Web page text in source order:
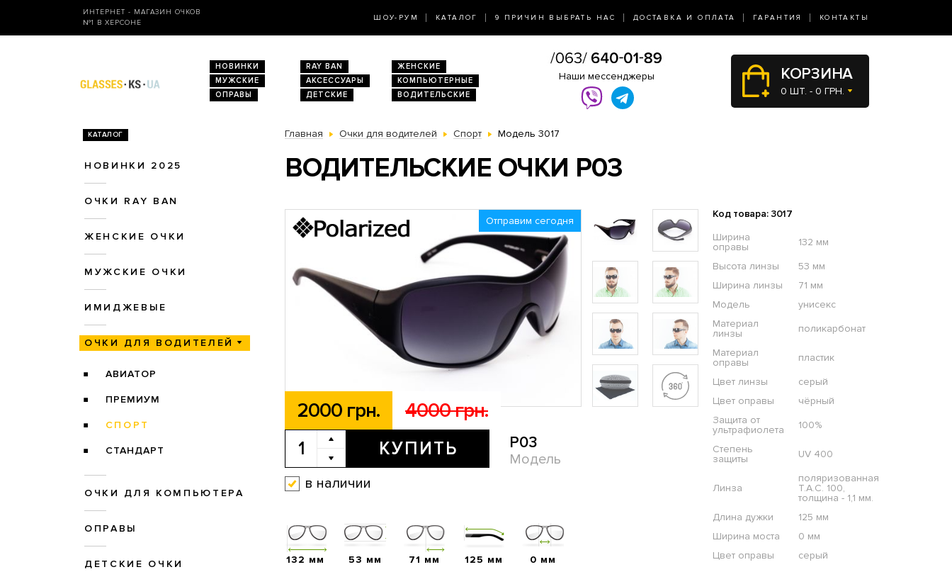
ИНТЕРНЕТ - МАГАЗИН ОЧКОВ
№1 В ХЕРСОНЕ
ШОУ-РУМ КАТАЛОГ 9 ПРИЧИН ВЫБРАТЬ НАС ДОСТАВКА И ОПЛАТА ГАРАНТИЯ КОНТАКТЫ
НОВИНКИ RAY BAN
ЖЕНСКИЕ
МУЖСКИЕ
АКСЕССУАРЫ
КОМПЬЮТЕРНЫЕ
ОПРАВЫ
ДЕТСКИЕ ВОДИТЕЛЬСКИЕ
Наши мессенджеры КОРЗИНА
0 ШТ. - 0 ГРН.
КАТАЛОГ
НОВИНКИ 2025
ОЧКИ RAY BAN
ЖЕНСКИЕ ОЧКИ
МУЖСКИЕ ОЧКИ
ИМИДЖЕВЫЕ
ОЧКИ ДЛЯ ВОДИТЕЛЕЙ
АВИАТОР
ПРЕМИУМ
СПОРТ
СТАНДАРТ
ОЧКИ ДЛЯ КОМПЬЮТЕРА
ОПРАВЫ
ДЕТСКИЕ ОЧКИ
Главная Очки для водителей Спорт Модель 3017
ВОДИТЕЛЬСКИЕ ОЧКИ P03
Отправим сегодня
2000 грн. 4000 грн.
КУПИТЬ P03
Модель
в наличии
Код товара: 3017
Ширина
оправы
132 мм
Высота линзы
53 мм
Ширина линзы
71 мм
Модель
унисекс
Материал
линзы
поликарбонат
Материал
оправы
пластик
Цвет линзы
серый
Цвет оправы
чёрный
Защита от
ультрафиолета
100%
Степень
защиты
UV 400
Линза
поляризованная
T.A.C. 100,
толщина - 1,1 мм.
Длина дужки
125 мм
Ширина моста
0 мм
Цвет оправы
серый
132 мм 53 мм 71 мм 125 мм 0 мм